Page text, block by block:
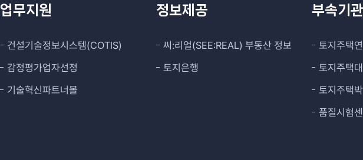
업무지원
건설기술정보시스템(COTIS)
감정평가업자선정
기술혁신파트너몰
정보제공
씨:리얼(SEE:REAL) 부동산 정보
토지은행
부속기
토지주택
토지주택
토지주택
품질시험